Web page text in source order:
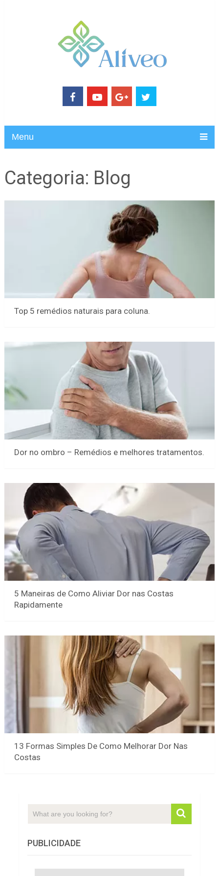
Menu
Categoria: Blog
Top 5 remédios naturais para coluna.
Dor no ombro – Remédios e melhores tratamentos.
5 Maneiras de Como Aliviar Dor nas Costas
Rapidamente
13 Formas Simples De Como Melhorar Dor Nas
Costas
PUBLICIDADE